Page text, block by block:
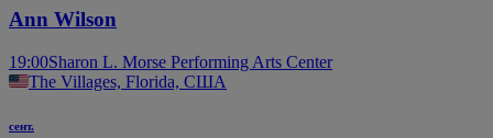
Ann Wilson
19:00Sharon L. Morse Performing Arts Center
The Villages, Florida, США
сент.